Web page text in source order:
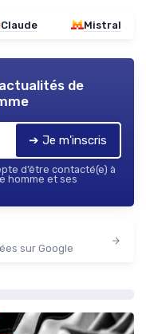
Claude Mistral
de
➔ Je m'inscris
d’être contacté(e) à
homme et ses
sur Google